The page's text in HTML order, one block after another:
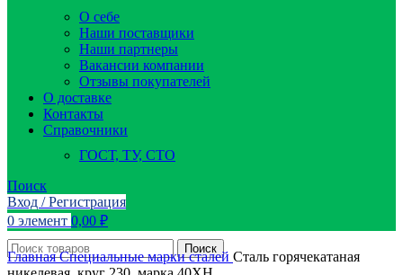
О себе
Наши поставщики
Наши партнеры
Вакансии компании
Отзывы покупателей
О доставке
Контакты
Справочники
ГОСТ, ТУ, СТО
Поиск
Вход / Регистрация
0 элемент 0,00 ₽
Поиск
ГлавнаяСпециальные марки сталей Сталь горячекатаная